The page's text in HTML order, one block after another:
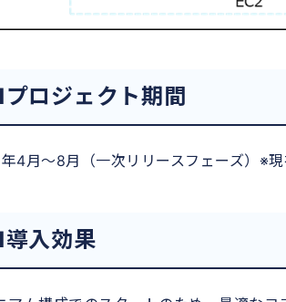
ロジェクト期間
4月～8月（一次リリースフェーズ）※現
入効果